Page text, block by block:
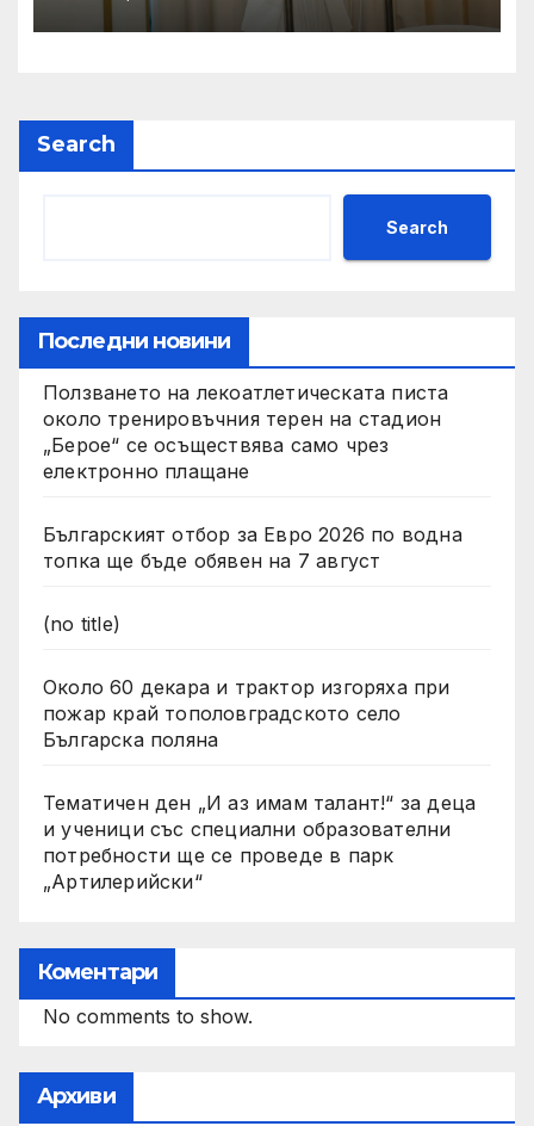
Search
Search
Последни новини
Ползването на лекоатлетическата писта
около тренировъчния терен на стадион
„Берое“ се осъществява само чрез
електронно плащане
Българският отбор за Евро 2026 по водна
топка ще бъде обявен на 7 август
(no title)
Около 60 декара и трактор изгоряха при
пожар край тополовградското село
Българска поляна
Тематичен ден „И аз имам талант!“ за деца
и ученици със специални образователни
потребности ще се проведе в парк
„Артилерийски“
Коментари
No comments to show.
Архиви